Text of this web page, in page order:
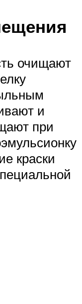
очищают
и
при
краски